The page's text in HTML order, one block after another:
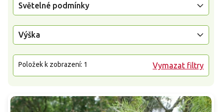
Světelné podmínky
Výška
Vymazat filtry
Položek k zobrazení: 1